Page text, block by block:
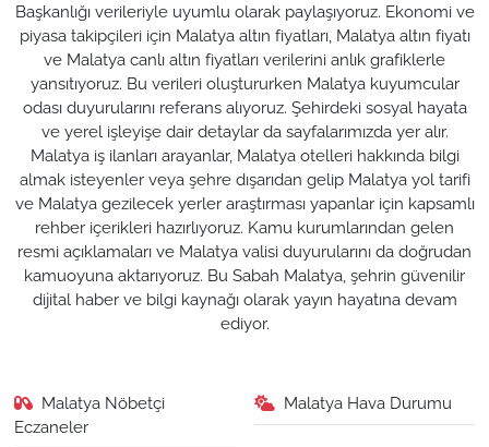
Başkanlığı verileriyle uyumlu olarak paylaşıyoruz. Ekonomi ve
piyasa takipçileri için Malatya altın fiyatları, Malatya altın fiyatı
ve Malatya canlı altın fiyatları verilerini anlık grafiklerle
yansıtıyoruz. Bu verileri oluştururken Malatya kuyumcular
odası duyurularını referans alıyoruz. Şehirdeki sosyal hayata
ve yerel işleyişe dair detaylar da sayfalarımızda yer alır.
Malatya iş ilanları arayanlar, Malatya otelleri hakkında bilgi
almak isteyenler veya şehre dışarıdan gelip Malatya yol tarifi
ve Malatya gezilecek yerler araştırması yapanlar için kapsamlı
rehber içerikleri hazırlıyoruz. Kamu kurumlarından gelen
resmi açıklamaları ve Malatya valisi duyurularını da doğrudan
kamuoyuna aktarıyoruz. Bu Sabah Malatya, şehrin güvenilir
dijital haber ve bilgi kaynağı olarak yayın hayatına devam
ediyor.
Malatya Nöbetçi
Eczaneler
Malatya Hava Durumu